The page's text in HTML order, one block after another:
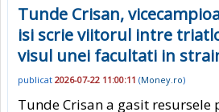
Tunde Crisan,
isi scrie viitorul intre
visul unei facultati in
publicat 2026-07-22 11:00:11 (Money.ro)
Tunde Crisan a gasit